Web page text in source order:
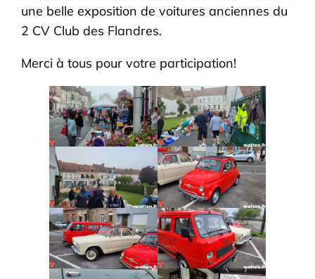
une belle exposition de voitures anciennes du
2 CV Club des Flandres.
Merci à tous pour votre participation!